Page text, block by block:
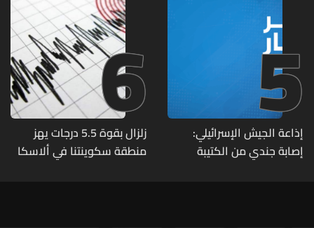
5
إذاعة الجيش الإسرائيلي:
إصابة جندي من الكتيبة
6
زلزال بقوة 5.5 درجات يهز
منطقة سكوينتنا في ألاسكا